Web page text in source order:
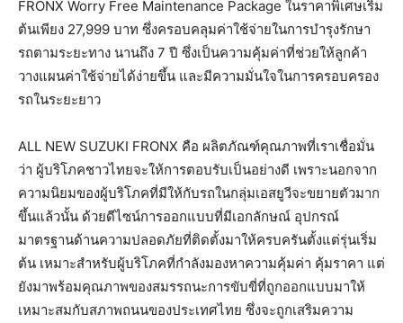
FRONX Worry Free Maintenance Package ในราคาพิเศษเริ่ม
ต้นเพียง 27,999 บาท ซึ่งครอบคลุมค่าใช้จ่ายในการบำรุงรักษา
รถตามระยะทาง นานถึง 7 ปี ซึ่งเป็นความคุ้มค่าที่ช่วยให้ลูกค้า
วางแผนค่าใช้จ่ายได้ง่ายขึ้น และมีความมั่นใจในการครอบครอง
รถในระยะยาว
ALL NEW SUZUKI FRONX คือ ผลิตภัณฑ์คุณภาพที่เราเชื่อมั่น
ว่า ผู้บริโภคชาวไทยจะให้การตอบรับเป็นอย่างดี เพราะนอกจาก
ความนิยมของผู้บริโภคที่มีให้กับรถในกลุ่มเอสยูวีจะขยายตัวมาก
ขึ้นแล้วนั้น ด้วยดีไซน์การออกแบบที่มีเอกลักษณ์ อุปกรณ์
มาตรฐานด้านความปลอดภัยที่ติดตั้งมาให้ครบครันตั้งแต่รุ่นเริ่ม
ต้น เหมาะสำหรับผู้บริโภคที่กำลังมองหาความคุ้มค่า คุ้มราคา แต่
ยังมาพร้อมคุณภาพของสมรรถนะการขับขี่ที่ถูกออกแบบมาให้
เหมาะสมกับสภาพถนนของประเทศไทย ซึ่งจะถูกเสริมความ